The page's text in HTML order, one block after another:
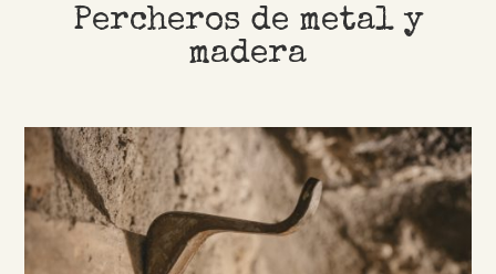
Percheros de metal y
madera